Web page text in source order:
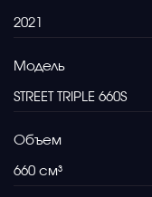
2021
Модель
STREET TRIPLE 660S
Объем
660